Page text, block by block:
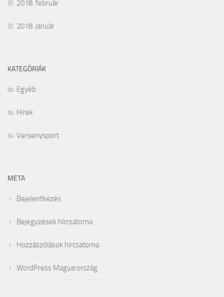
2018. február
2018. január
KATEGÓRIÁK
Egyéb
Hírek
Versenysport
META
Bejelentkezés
Bejegyzések hírcsatorna
Hozzászólások hírcsatorna
WordPress Magyarország